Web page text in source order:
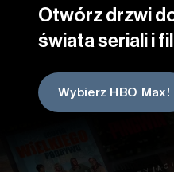
Otwórz drzwi
świata seriali i
Wybierz HBO Max!